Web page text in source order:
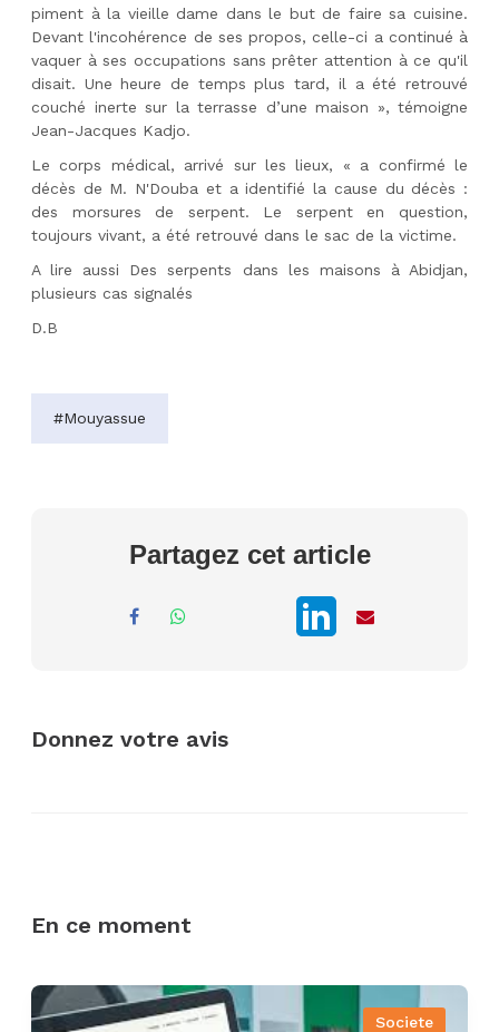
piment à la vieille dame dans le but de faire sa cuisine.
Devant l'incohérence de ses propos, celle-ci a continué à
vaquer à ses occupations sans prêter attention à ce qu'il
disait. Une heure de temps plus tard, il a été retrouvé
couché inerte sur la terrasse d’une maison », témoigne
Jean-Jacques Kadjo.
Le corps médical, arrivé sur les lieux, « a confirmé le
décès de M. N'Douba et a identifié la cause du décès :
des morsures de serpent. Le serpent en question,
toujours vivant, a été retrouvé dans le sac de la victime.
A lire aussi Des serpents dans les maisons à Abidjan,
plusieurs cas signalés
D.B
#Mouyassue
Partagez cet article
Donnez votre avis
En ce moment
Societe